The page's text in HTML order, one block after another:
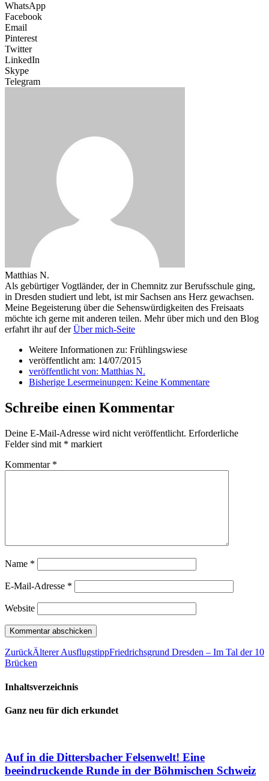
WhatsApp
Facebook
Email
Pinterest
Twitter
LinkedIn
Skype
Telegram
Matthias N.
Als gebürtiger Vogtländer, der in Chemnitz zur Berufsschule ging,
in Dresden studiert und lebt, ist mir Sachsen ans Herz gewachsen.
Meine Begeisterung über die Sehenswürdigkeiten des Freisaats
möchte ich gerne mit anderen teilen. Mehr über mich und den Blog
erfahrt ihr auf derÜber mich-Seite
Weitere Informationen zu: Frühlingswiese
veröffentlicht am: 14/07/2015
veröffentlicht von: Matthias N.
Bisherige Lesermeinungen: Keine Kommentare
Schreibe einen Kommentar
Deine E-Mail-Adresse wird nicht veröffentlicht. Erforderliche
Felder sind mit * markiert
Kommentar *
Name *
E-Mail-Adresse *
Website
ZurückÄlterer AusflugstippFriedrichsgrund Dresden – Im Tal der 10
Brücken
Inhaltsverzeichnis
Ganz neu für dich erkundet
Auf in die Dittersbacher Felsenwelt! Eine
beeindruckende Runde in der Böhmischen Schweiz